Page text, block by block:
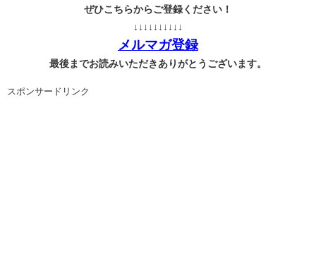
ぜひこちらからご登録ください！
↓↓↓↓↓↓↓↓↓↓
メルマガ登録
最後までお読みいただきありがとうございます。
スポンサードリンク